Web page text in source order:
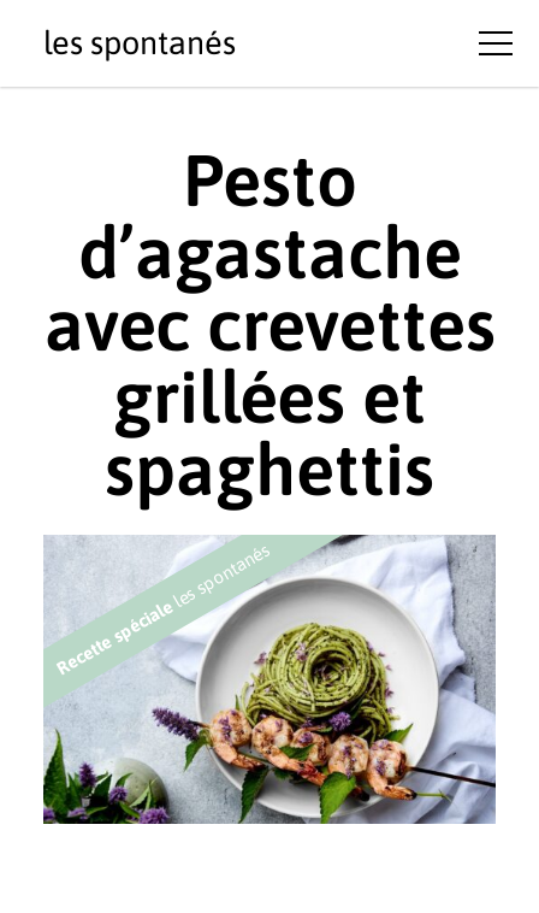
les spontanés
Pesto
d’agastache
avec crevettes
grillées et
spaghettis
Recette spéciale
les spontanés